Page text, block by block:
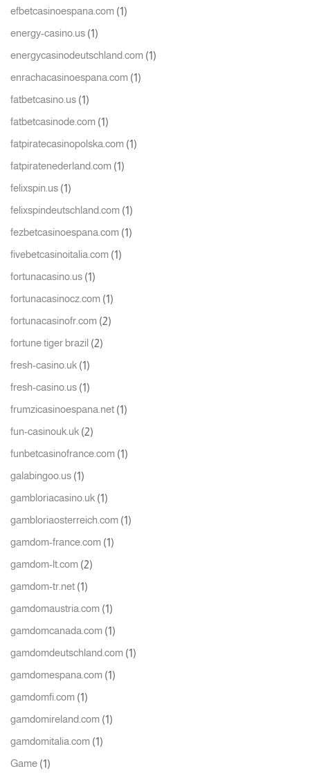
efbetcasinoespana.com (1)
energy-casino.us (1)
energycasinodeutschland.com (1)
enrachacasinoespana.com (1)
fatbetcasino.us (1)
fatbetcasinode.com (1)
fatpiratecasinopolska.com (1)
fatpiratenederland.com (1)
felixspin.us (1)
felixspindeutschland.com (1)
fezbetcasinoespana.com (1)
fivebetcasinoitalia.com (1)
fortunacasino.us (1)
fortunacasinocz.com (1)
fortunacasinofr.com (2)
fortune tiger brazil (2)
fresh-casino.uk (1)
fresh-casino.us (1)
frumzicasinoespana.net (1)
fun-casinouk.uk (2)
funbetcasinofrance.com (1)
galabingoo.us (1)
gambloriacasino.uk (1)
gambloriaosterreich.com (1)
gamdom-france.com (1)
gamdom-lt.com (2)
gamdom-tr.net (1)
gamdomaustria.com (1)
gamdomcanada.com (1)
gamdomdeutschland.com (1)
gamdomespana.com (1)
gamdomfi.com (1)
gamdomireland.com (1)
gamdomitalia.com (1)
Game (1)